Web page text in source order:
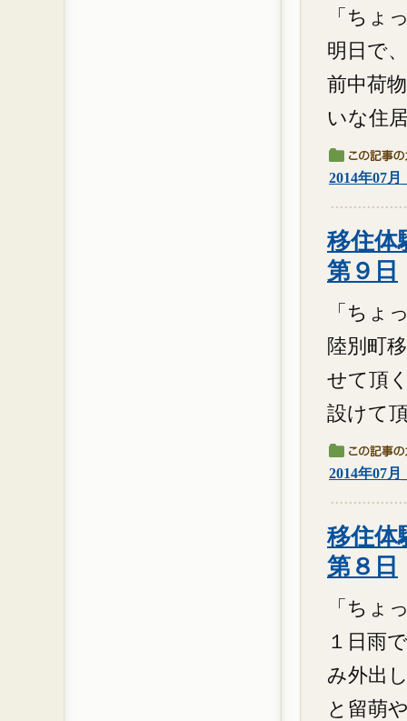
「ちょ
明日で
前中荷
いな住
2014年07
移住体
第９日
「ちょ
陸別町
せて頂
設けて
2014年07
移住体
第８日
「ちょ
１日雨
み外出
と留萌